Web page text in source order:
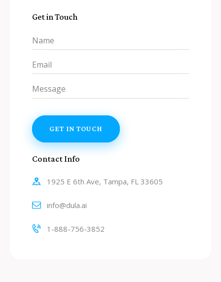
Get in Touch
Contact Info
1925 E 6th Ave, Tampa, FL 33605
info@dula.ai
1-888-756-3852